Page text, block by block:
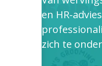
en HR-
zich te